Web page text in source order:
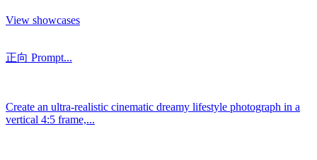
View showcases
正向 Prompt...
Create an ultra-realistic cinematic dreamy lifestyle photograph in a
vertical 4:5 frame,...